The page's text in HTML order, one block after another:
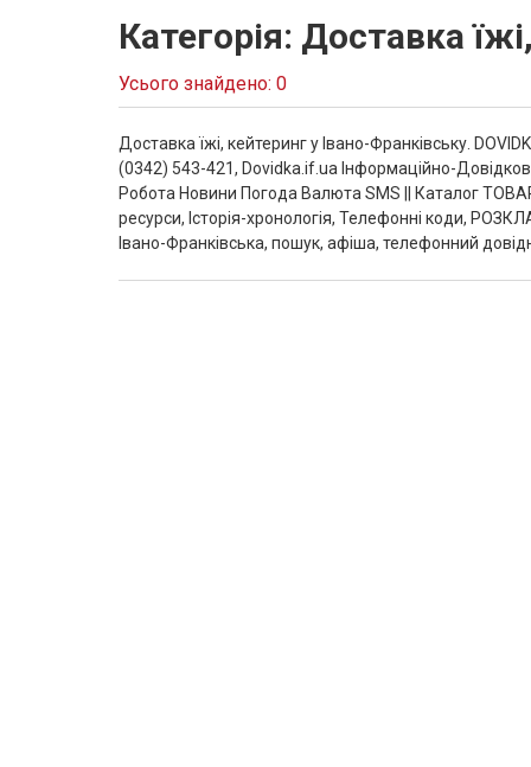
Категорія: Доставка
Усього знайдено: 0
Доставка їжі, кейтеринг у Івано-Франківську.
(0342) 543-421, Dovidka.if.ua Інформаційно-
Робота Новини Погода Валюта SMS || Каталог
ресурси, Історія-хронологія, Телефонні коди,
Івано-Франківська, пошук, афіша, телефонний